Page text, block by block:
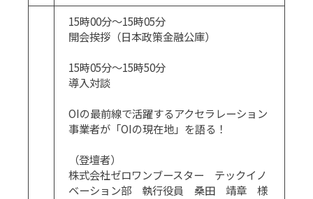
15時00分～15時05分
開会挨拶（日本政策金融公庫）
15時05分～15時50分
導入対談
OIの最前線で活躍するアクセラレーション
事業者が「OIの現在地」を語る！
（登壇者）
株式会社ゼロワンブースター テックイノ
ベーション部 執行役員 桑田 靖章 様